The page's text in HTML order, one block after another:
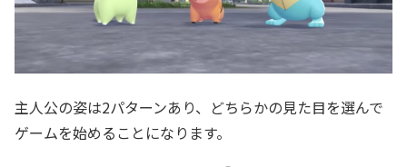
主人公の姿は2パターンあり、どちらかの見た目を選んで
ゲームを始めることになります。